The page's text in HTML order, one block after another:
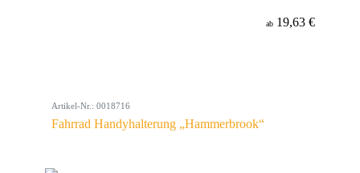
ab 19,63 €
Artikel-Nr.: 0018716
Fahrrad Handyhalterung „Hammerbrook“